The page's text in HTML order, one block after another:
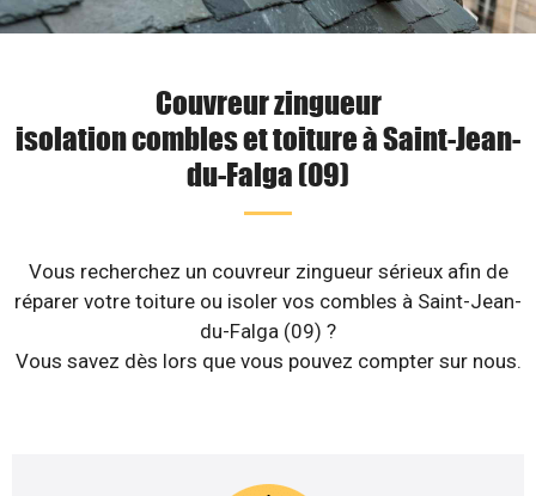
Couvreur zingueur
isolation combles et toiture à Saint-Jean-
du-Falga (09)
Vous recherchez un couvreur zingueur sérieux afin de
réparer votre toiture ou isoler vos combles à Saint-Jean-
du-Falga (09) ?
Vous savez dès lors que vous pouvez compter sur nous.